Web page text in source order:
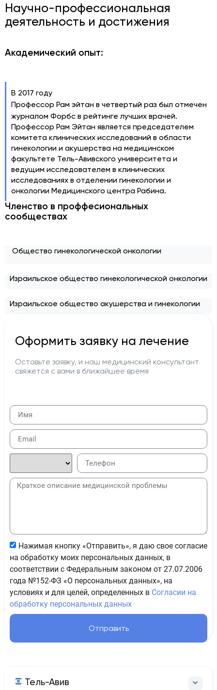
Научно-профессиональная
деятельность и достижения
Академический опыт:
В 2017 году
Профессор Рам эйтан в четвертый раз был отмечен
журналом Форбс в рейтинге лучших врачей.
Профессор Рам Эйтан является председателем
комитета клинических исследований в области
гинекологии и акушерства на медицинском
факультете Тель-Авивского университета и
ведущим исследователем в клинических
исследованиях в отделении гинекологии и
онкологии Медицинского центра Рабина.
Членство в проффесиональных
сообществах
Общество гинекологической онкологии
Израильское общество гинекологической онкологии
Израильское общество акушерства и гинекологии
Оформить заявку на лечение
Оставьте заявку, и наш медицинский консультант
свяжется с вами в ближайшее время
Нажимая кнопку «Отправить», я даю свое согласие
на обработку моих персональных данных, в
соответствии с Федеральным законом от 27.07.2006
года №152-ФЗ «О персональных данных», на
условиях и для целей, определенных в Согласии на
обработку персональных данных
Отправить
Тель-Авив